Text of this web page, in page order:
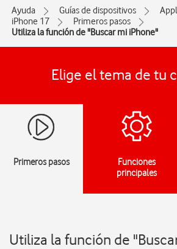
Ayuda Guías de dispositivos
iPhone 17
Primeros pasos
Utiliza la función de "Buscar mi iPhone"
Elige el tema de tu
Primeros pasos
Funciones
principales
Utiliza la función de